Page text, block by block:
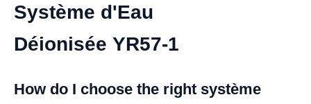
Système d'Eau
Déionisée YR57-1
How do I choose the right système